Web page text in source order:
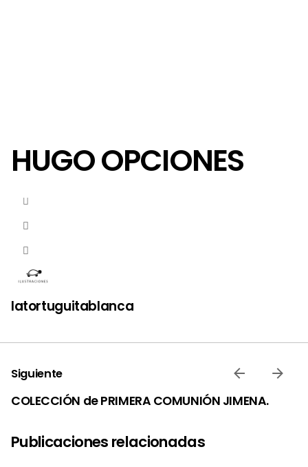
HUGO OPCIONES
latortuguitablanca
Siguiente
COLECCIÓN de PRIMERA COMUNIÓN JIMENA.
Publicaciones relacionadas